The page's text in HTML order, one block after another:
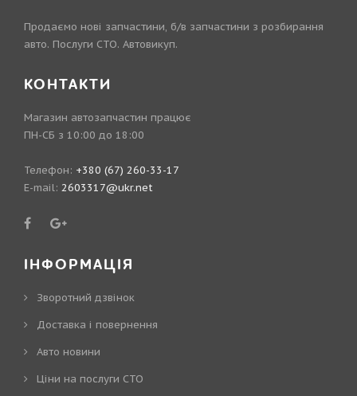
Продаємо нові запчастини, б/в запчастини з розбирання
авто. Послуги СТО. Автовикуп.
КОНТАКТИ
Магазин автозапчастин працює
ПН-СБ з 10:00 до 18:00
Телефон: +380 (67) 260-33-17
E-mail: 2603317@ukr.net
ІНФОРМАЦІЯ
Зворотний дзвінок
Доставка і повернення
Авто новини
Ціни на послуги СТО